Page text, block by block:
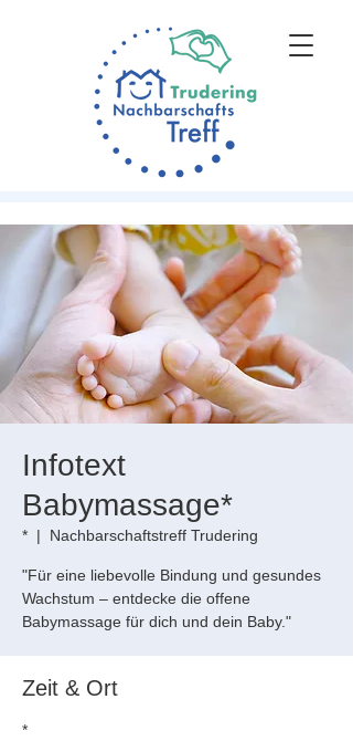
Infotext
Babymassage*
*
  |
Nachbarschaftstreff Trudering
"Für eine liebevolle Bindung und gesundes
Wachstum – entdecke die offene
Babymassage für dich und dein Baby."
Zeit & Ort
*